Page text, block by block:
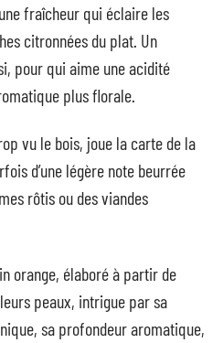
fraîcheur qui éclaire les
citronnées du plat. Un
pour qui aime une acidité
plus florale.
vu le bois, joue la carte de la
d’une légère note beurrée
rôtis ou des viandes
orange, élaboré à partir de
peaux, intrigue par sa
sa profondeur aromatique,